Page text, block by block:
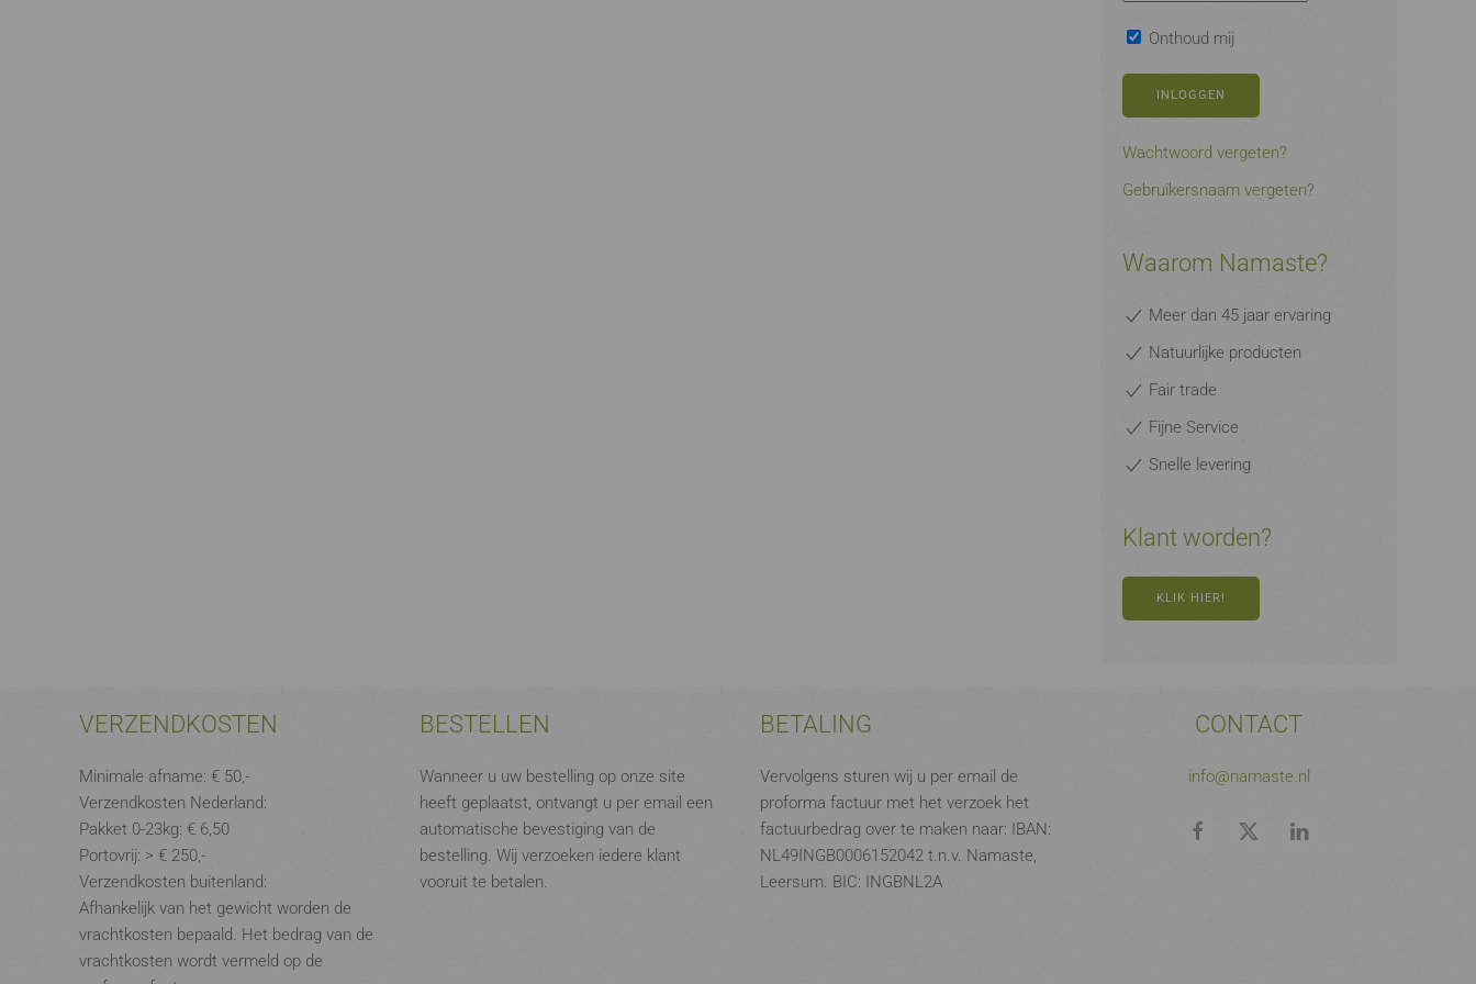
Onthoud mij
INLOGGEN
Wachtwoord vergeten?
Gebruikersnaam vergeten?
Waarom Namaste?
Meer dan 45 jaar ervaring
Natuurlijke producten
Fair trade
Fijne Service
Snelle levering
Klant worden?
KLIK HIER!
VERZENDKOSTEN
Minimale afname: € 50,-
Verzendkosten Nederland:
Pakket 0-23kg: € 6,50
Portovrij: > € 250,-
Verzendkosten buitenland:
Afhankelijk van het gewicht worden de
vrachtkosten bepaald. Het bedrag van de
vrachtkosten wordt vermeld op de
BESTELLEN
Wanneer u uw bestelling op onze site
heeft geplaatst, ontvangt u per email een
automatische bevestiging van de
bestelling. Wij verzoeken iedere klant
vooruit te betalen.
BETALING
Vervolgens sturen wij u per email de
proforma factuur met het verzoek het
factuurbedrag over te maken naar: IBAN:
NL49INGB0006152042 t.n.v. Namaste,
Leersum. BIC: INGBNL2A
CONTACT
info@namaste.nl